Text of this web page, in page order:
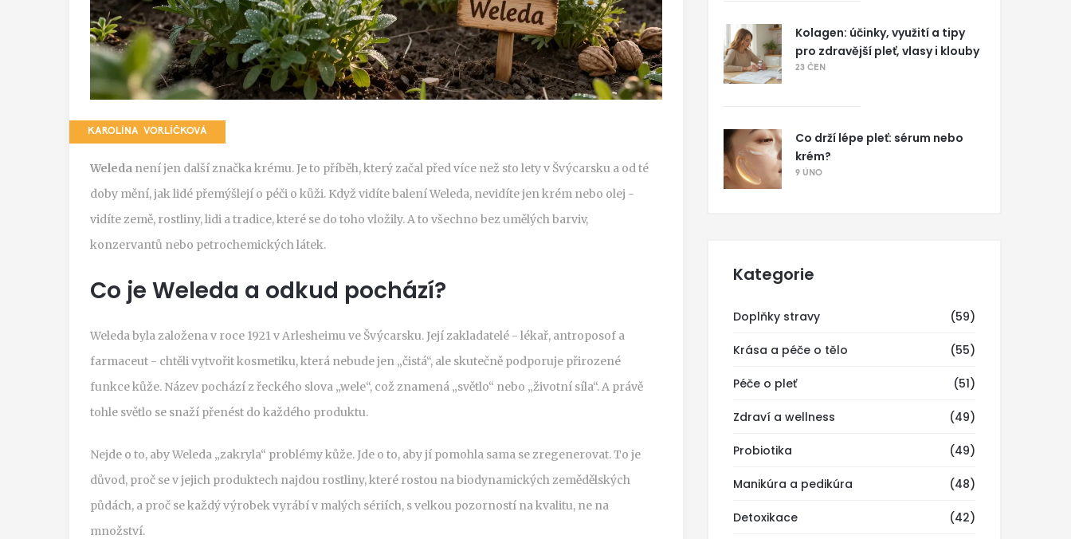
KAROLÍNA VORLÍČKOVÁ
Weleda není jen další značka krému. Je to příběh, který začal před více než sto lety v Švýcarsku a od té
doby mění, jak lidé přemýšlejí o péči o kůži. Když vidíte balení Weleda, nevidíte jen krém nebo olej -
vidíte země, rostliny, lidi a tradice, které se do toho vložily. A to všechno bez umělých barviv,
konzervantů nebo petrochemických látek.
Co je Weleda a odkud pochází?
Weleda byla založena v roce 1921 v Arlesheimu ve Švýcarsku. Její zakladatelé - lékař, antroposof a
farmaceut - chtěli vytvořit kosmetiku, která nebude jen „čistá“, ale skutečně podporuje přirozené
funkce kůže. Název pochází z řeckého slova „wele“, což znamená „světlo“ nebo „životní síla“. A právě
tohle světlo se snaží přenést do každého produktu.
Nejde o to, aby Weleda „zakryla“ problémy kůže. Jde o to, aby jí pomohla sama se zregenerovat. To je
důvod, proč se v jejich produktech najdou rostliny, které rostou na biodynamických zemědělských
půdách, a proč se každý výrobek vyrábí v malých sériích, s velkou pozorností na kvalitu, ne na
množství.
Kolagen: účinky, využití a tipy
pro zdravější pleť, vlasy i klouby
23 ČEN
Co drží lépe pleť: sérum nebo
krém?
9 ÚNO
Kategorie
Doplňky stravy (59)
Krása a péče o tělo (55)
Péče o pleť (51)
Zdraví a wellness (49)
Probiotika (49)
Manikúra a pedikúra (48)
Detoxikace (42)